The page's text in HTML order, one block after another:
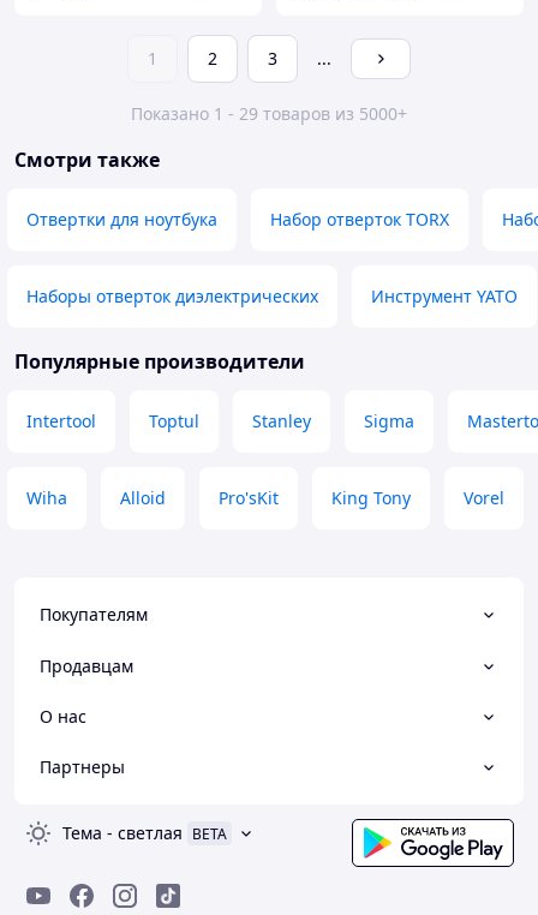
1 2 3 ...
Показано 1 - 29 товаров из 5000+
Смотри также
Отвертки для ноутбука Набор отверток TORX
Наборы отверток диэлектрических Инструмент YATO
Популярные производители
Intertool Toptul Stanley Sigma
Wiha Alloid Pro'sKit King Tony Vorel
Покупателям
Продавцам
О нас
Партнеры
Тема - светлая BETA